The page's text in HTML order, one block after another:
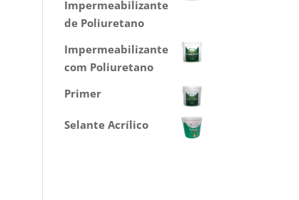
Impermeabilizante
de Poliuretano
Impermeabilizante
com Poliuretano
Primer
Selante Acrílico